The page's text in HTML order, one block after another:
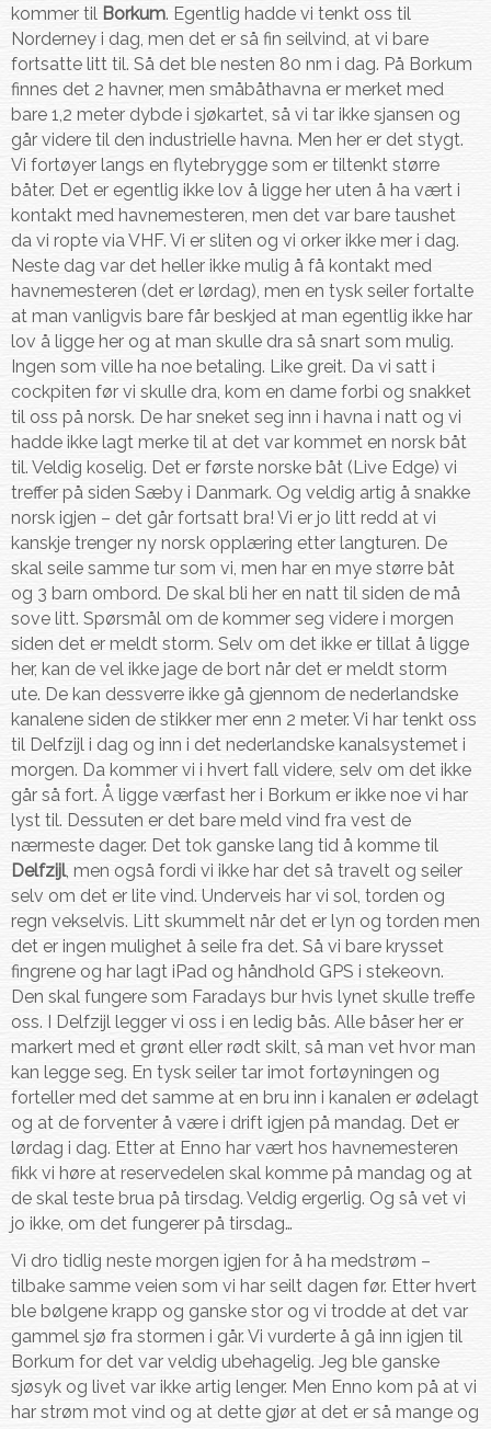
kommer til Borkum. Egentlig hadde vi tenkt oss til
Norderney i dag, men det er så fin seilvind, at vi bare
fortsatte litt til. Så det ble nesten 80 nm i dag. På Borkum
finnes det 2 havner, men småbåthavna er merket med
bare 1,2 meter dybde i sjøkartet, så vi tar ikke sjansen og
går videre til den industrielle havna. Men her er det stygt.
Vi fortøyer langs en flytebrygge som er tiltenkt større
båter. Det er egentlig ikke lov å ligge her uten å ha vært i
kontakt med havnemesteren, men det var bare taushet
da vi ropte via VHF. Vi er sliten og vi orker ikke mer i dag.
Neste dag var det heller ikke mulig å få kontakt med
havnemesteren (det er lørdag), men en tysk seiler fortalte
at man vanligvis bare får beskjed at man egentlig ikke har
lov å ligge her og at man skulle dra så snart som mulig.
Ingen som ville ha noe betaling. Like greit. Da vi satt i
cockpiten før vi skulle dra, kom en dame forbi og snakket
til oss på norsk. De har sneket seg inn i havna i natt og vi
hadde ikke lagt merke til at det var kommet en norsk båt
til. Veldig koselig. Det er første norske båt (Live Edge) vi
treffer på siden Sæby i Danmark. Og veldig artig å snakke
norsk igjen – det går fortsatt bra! Vi er jo litt redd at vi
kanskje trenger ny norsk opplæring etter langturen. De
skal seile samme tur som vi, men har en mye større båt
og 3 barn ombord. De skal bli her en natt til siden de må
sove litt. Spørsmål om de kommer seg videre i morgen
siden det er meldt storm. Selv om det ikke er tillat å ligge
her, kan de vel ikke jage de bort når det er meldt storm
ute. De kan dessverre ikke gå gjennom de nederlandske
kanalene siden de stikker mer enn 2 meter. Vi har tenkt oss
til Delfzijl i dag og inn i det nederlandske kanalsystemet i
morgen. Da kommer vi i hvert fall videre, selv om det ikke
går så fort. Å ligge værfast her i Borkum er ikke noe vi har
lyst til. Dessuten er det bare meld vind fra vest de
nærmeste dager. Det tok ganske lang tid å komme til
Delfzijl, men også fordi vi ikke har det så travelt og seiler
selv om det er lite vind. Underveis har vi sol, torden og
regn vekselvis. Litt skummelt når det er lyn og torden men
det er ingen mulighet å seile fra det. Så vi bare krysset
fingrene og har lagt iPad og håndhold GPS i stekeovn.
Den skal fungere som Faradays bur hvis lynet skulle treffe
oss. I Delfzijl legger vi oss i en ledig bås. Alle båser her er
markert med et grønt eller rødt skilt, så man vet hvor man
kan legge seg. En tysk seiler tar imot fortøyningen og
forteller med det samme at en bru inn i kanalen er ødelagt
og at de forventer å være i drift igjen på mandag. Det er
lørdag i dag. Etter at Enno har vært hos havnemesteren
fikk vi høre at reservedelen skal komme på mandag og at
de skal teste brua på tirsdag. Veldig ergerlig. Og så vet vi
jo ikke, om det fungerer på tirsdag…
Vi dro tidlig neste morgen igjen for å ha medstrøm –
tilbake samme veien som vi har seilt dagen før. Etter hvert
ble bølgene krapp og ganske stor og vi trodde at det var
gammel sjø fra stormen i går. Vi vurderte å gå inn igjen til
Borkum for det var veldig ubehagelig. Jeg ble ganske
sjøsyk og livet var ikke artig lenger. Men Enno kom på at vi
har strøm mot vind og at dette gjør at det er så mange og